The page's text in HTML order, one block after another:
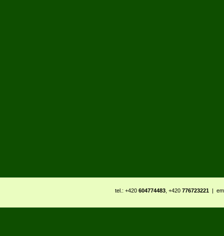
tel.: +420 604774483 , +420 776723221 |